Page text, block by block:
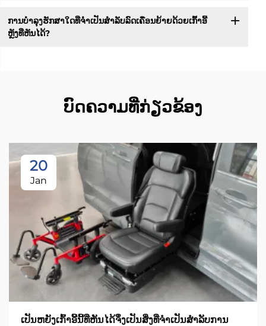
ການບໍາລຸງຮັກສາໃດທີ່ຈຳເປັນສຳລັບລົດເຄື່ອນຍ້າຍດ້ວຍເກົ້າອີ້
ຫຼັງທີ່ຫັນໄດ້?
ບົດຄວາມທີ່ກ່ຽວຂ້ອງ
20
Jan
ເປັນຫຍັງເກົ້າອີ້ນີ້ທີ່ຫັນໄດ້ຈຶ່ງເປັນສິ່ງທີ່ຈຳເປັນສຳລັບການ